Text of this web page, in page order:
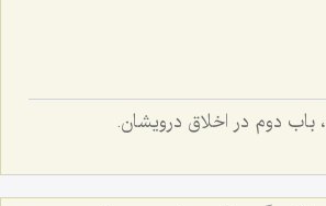
، باب دوم در اخلاق درویشان.